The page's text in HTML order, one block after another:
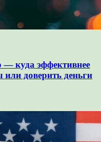
куда эффективнее
доверить деньги